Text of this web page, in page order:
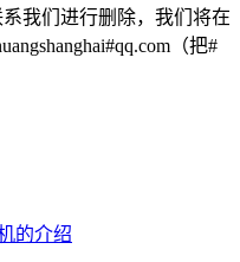
我们进行删除，我们将在
（把#
的介绍